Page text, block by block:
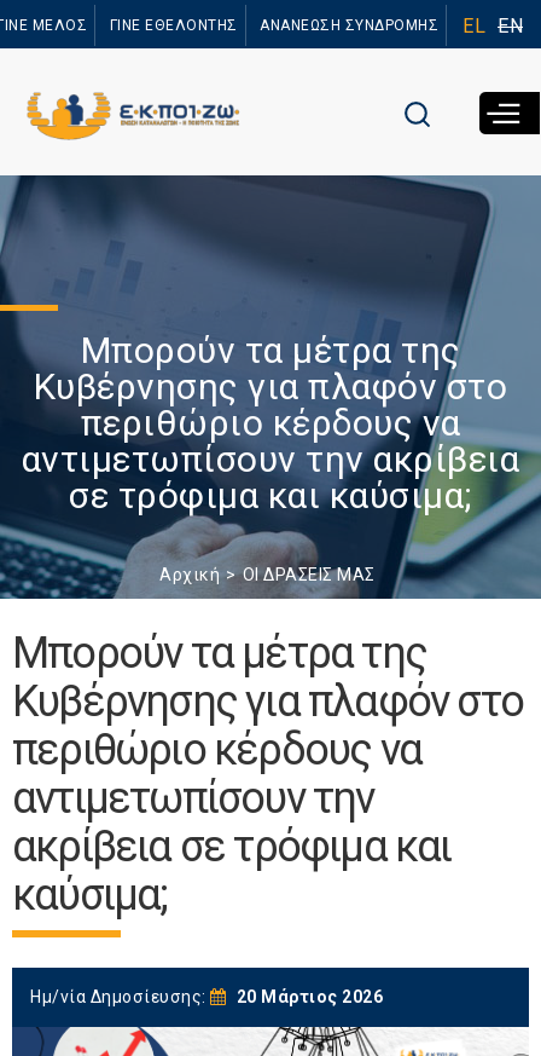
προς το
ΜΕΛΟΣ ΓΙΝΕ ΕΘΕΛΟΝΤΗΣ ΑΝΑΝΕΩΣΗ ΣΥΝΔΡΟΜΗΣ EL EN
Μπορούν τα μέτρα της
Κυβέρνησης για πλαφόν στο
περιθώριο κέρδους να
αντιμετωπίσουν την ακρίβεια
σε τρόφιμα και καύσιμα;
Αρχική ΟΙ ΔΡΑΣΕΙΣ ΜΑΣ
Μπορούν τα μέτρα της
Κυβέρνησης για πλαφόν στο
περιθώριο κέρδους να
αντιμετωπίσουν την
ακρίβεια σε τρόφιμα και
καύσιμα;
Ημ/νία Δημοσίευσης: 20 Μάρτιος 2026